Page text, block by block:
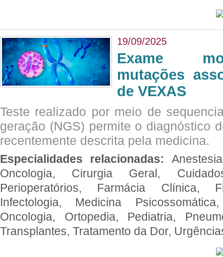
19/09/2025
Exame
mutações
de VEXAS
Teste realizado por meio de
geração (NGS) permite o diagnóstico
recentemente descrita pela medicina.
Especialidades relacionadas:
Oncologia, Cirurgia Geral,
Perioperatórios, Farmácia Clínica,
Infectologia, Medicina
Oncologia, Ortopedia, Pediatria,
Transplantes, Tratamento da Dor,